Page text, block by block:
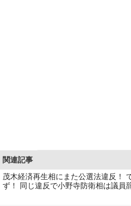
関連記事
茂木経済再生相にまた公選法違反！
ず！ 同じ違反で小野寺防衛相は議員